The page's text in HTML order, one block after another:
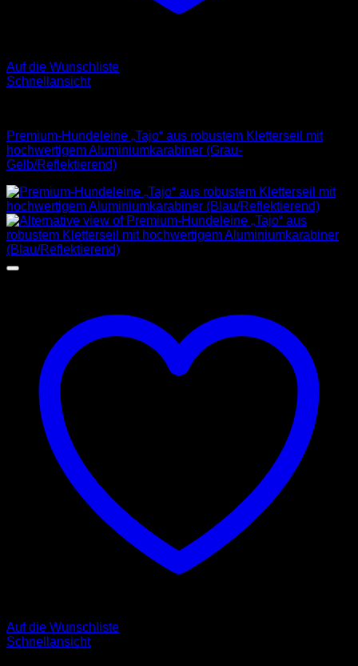
Auf die Wunschliste
Schnellansicht
Premium-Hundeleine „Tajo“ aus robustem Kletterseil mit
hochwertigem Aluminiumkarabiner (Grau-
Gelb/Reflektierend)
Auf die Wunschliste
Schnellansicht